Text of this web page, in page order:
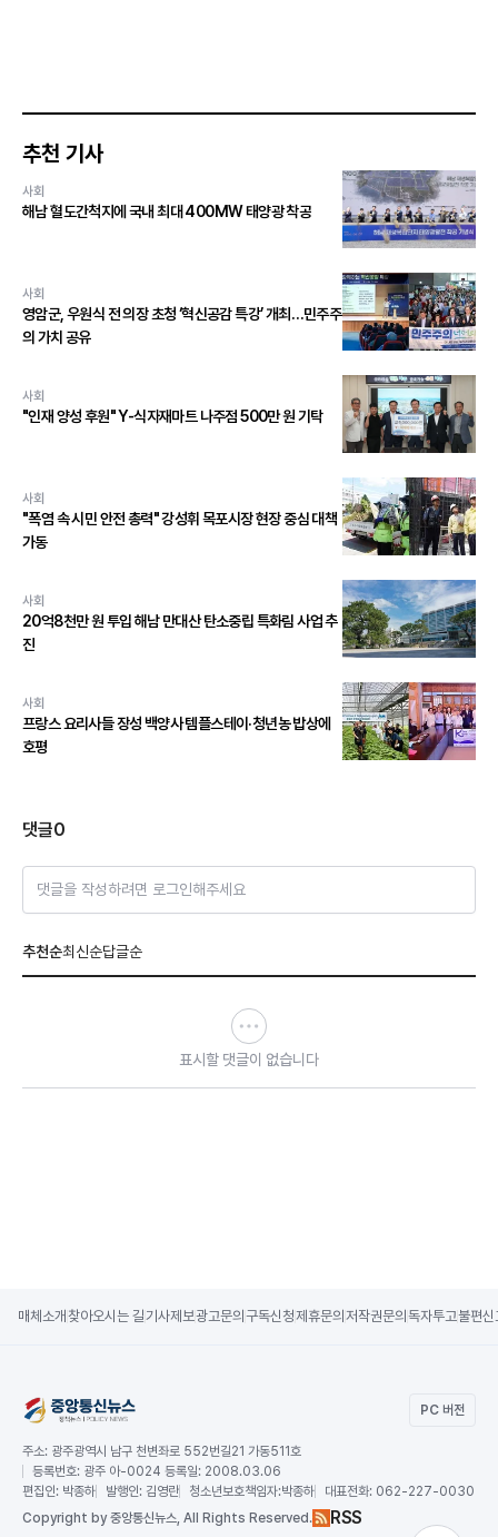
추천 기사
사회
해남 혈도간척지에 국내 최대 400MW 태양광 착공
사회
영암군, 우원식 전 의장 초청 ‘혁신공감 특강’ 개최…민주주
의 가치 공유
사회
"인재 양성 후원" Y-식자재마트 나주점 500만 원 기탁
사회
"폭염 속 시민 안전 총력" 강성휘 목포시장 현장 중심 대책
가동
사회
20억8천만 원 투입 해남 만대산 탄소중립 특화림 사업 추
진
사회
프랑스 요리사들 장성 백양사 템플스테이·청년농 밥상에
호평
댓글0
댓글을 작성하려면 로그인해주세요
추천순최신순답글순
표시할 댓글이 없습니다
매체소개 찾아오시는 길기사제보광고문의 구독신청제휴문의 저작권문의 독자투고불편신
PC 버전
주소: 광주광역시 남구 천변좌로 552번길21 가동511호
등록번호: 광주 아-0024 등록일: 2008.03.06
편집인: 박종하 발행인: 김영란 청소년보호책임자:박종하 대표전화: 062-227-0030
Copyright by 중앙통신뉴스, All Rights Reserved. RSS